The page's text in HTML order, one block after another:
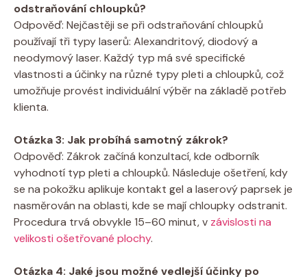
odstraňování chloupků?
Odpověď: Nejčastěji se při odstraňování chloupků
používají tři typy laserů: Alexandritový, diodový a
neodymový laser. Každý typ má své specifické
vlastnosti a účinky na různé typy pleti a chloupků, což
umožňuje provést individuální výběr na základě potřeb
klienta.
Otázka 3: Jak probíhá samotný zákrok?
Odpověď: Zákrok začíná konzultací, kde odborník
vyhodnotí typ pleti a chloupků. Následuje ošetření, kdy
se na pokožku aplikuje kontakt gel a laserový paprsek je
nasměrován na oblasti, kde se mají chloupky odstranit.
Procedura trvá obvykle 15–60 minut, v závislosti na
velikosti ošetřované plochy.
Otázka 4: Jaké jsou možné vedlejší účinky po